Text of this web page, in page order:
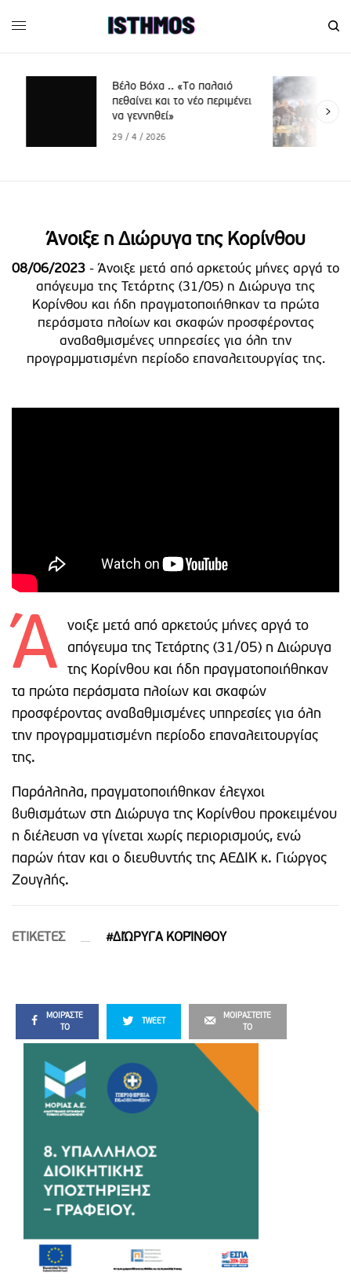
Βέλο Βόχα .. «Το παλαιό
πεθαίνει και το νέο περιμένει
να γεννηθεί»
29 / 4 / 2026
Άνοιξε η Διώρυγα της Κορίνθου
08/06/2023 - Άνοιξε μετά από αρκετούς μήνες αργά το
απόγευμα της Τετάρτης (31/05) η Διώρυγα της
Κορίνθου και ήδη πραγματοποιήθηκαν τα πρώτα
περάσματα πλοίων και σκαφών προσφέροντας
αναβαθμισμένες υπηρεσίες για όλη την
προγραμματισμένη περίοδο επαναλειτουργίας της.
Ά
νοιξε μετά από αρκετούς μήνες αργά το
απόγευμα της Τετάρτης (31/05) η Διώρυγα
της Κορίνθου και ήδη πραγματοποιήθηκαν
τα πρώτα περάσματα πλοίων και σκαφών
προσφέροντας αναβαθμισμένες υπηρεσίες για όλη
την προγραμματισμένη περίοδο επαναλειτουργίας
της.
Παράλληλα, πραγματοποιήθηκαν έλεγχοι
βυθισμάτων στη Διώρυγα της Κορίνθου προκειμένου
η διέλευση να γίνεται χωρίς περιορισμούς, ενώ
παρών ήταν και ο διευθυντής της ΑΕΔΙΚ κ. Γιώργος
Ζουγλής.
ETIΚΕΤΕΣ #ΔΙΏΡΥΓΑ ΚΟΡΊΝΘΟΥ
ΜΟΙΡΆΣΤΕ
ΤΟ
TWEET
ΜΟΙΡΑΣΤΕΊΤΕ
ΤΟ